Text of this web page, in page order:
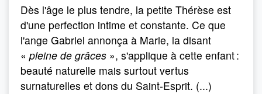
Dès l'âge le plus tendre, la petite Thérèse est
d'une perfection intime et constante. Ce que
l'ange Gabriel annonça à Marie, la disant
« pleine de grâces », s'applique à cette enfant :
beauté naturelle mais surtout vertus
surnaturelles et dons du Saint-Esprit. (...)